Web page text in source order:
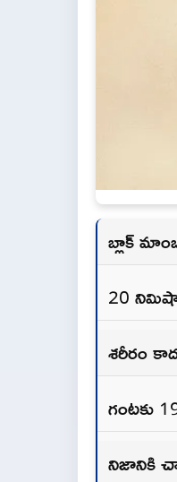
బ్లాక్
20
శరీరం
గంటకు
నిజానికి